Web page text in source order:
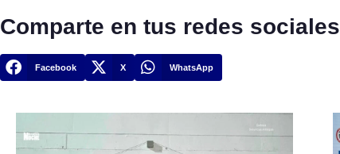
Comparte en tus redes sociales
Facebook X WhatsApp